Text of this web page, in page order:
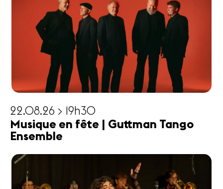
22.08.26 > 19h30
Musique en fête | Guttman Tango
Ensemble